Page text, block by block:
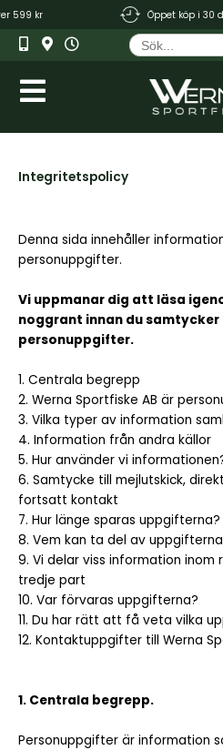
Hoppa
innehåll
kr Öppet köp i 30
Sök
efter:
Integritetspolicy
Denna sida innehåller
personuppgifter.
Vi uppmanar dig att läsa
noggrant innan du
personuppgifter.
1. Centrala begrepp
2. Werna Sportfiske AB är
3. Vilka typer av information
4. Information från andra källor
5. Hur använder vi
6. Samtycke till mejlutskick,
fortsatt kontakt
7. Hur länge sparas uppgifterna?
8. Vem kan ta del av
9. Vi delar viss information
tredje part
10. Var förvaras uppgifterna?
11. Du har rätt att få veta vilka
12. Kontaktuppgifter till Werna
1. Centrala begrepp.
Personuppgifter är information